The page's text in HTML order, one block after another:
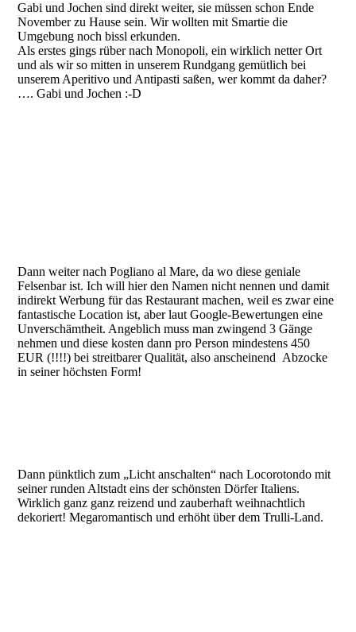
Gabi und Jochen sind direkt weiter, sie müssen schon Ende
November zu Hause sein. Wir wollten mit Smartie die
Umgebung noch bissl erkunden.
Als erstes gings rüber nach Monopoli, ein wirklich netter Ort
und als wir so mitten in unserem Rundgang gemütlich bei
unserem Aperitivo und Antipasti saßen, wer kommt da daher?
…. Gabi und Jochen :-D
Dann weiter nach Pogliano al Mare, da wo diese geniale
Felsenbar ist. Ich will hier den Namen nicht nennen und damit
indirekt Werbung für das Restaurant machen, weil es zwar eine
fantastische Location ist, aber laut Google-Bewertungen eine
Unverschämtheit. Angeblich muss man zwingend 3 Gänge
nehmen und diese kosten dann pro Person mindestens 450
EUR (!!!!) bei streitbarer Qualität, also anscheinend Abzocke
in seiner höchsten Form!
Dann pünktlich zum „Licht anschalten“ nach Locorotondo mit
seiner runden Altstadt eins der schönsten Dörfer Italiens.
Wirklich ganz ganz reizend und zauberhaft weihnachtlich
dekoriert! Megaromantisch und erhöht über dem Trulli-Land.